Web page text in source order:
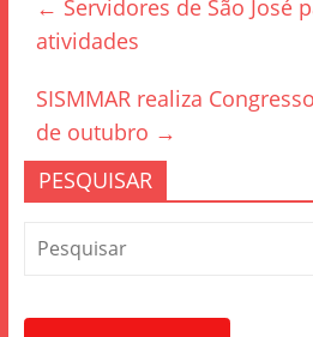
b
o
o
k
← Servidores de São José
atividades
SISMMAR realiza
de outubro →
PESQUISAR